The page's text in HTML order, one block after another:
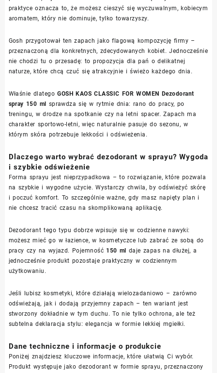
praktyce oznacza to, że możesz cieszyć się wyczuwalnym, kobiecym
aromatem, który nie dominuje, tylko towarzyszy.
Gosh przygotował ten zapach jako flagową kompozycję firmy –
przeznaczoną dla konkretnych, zdecydowanych kobiet. Jednocześnie
nie chodzi tu o przesadę: to propozycja dla pań o delikatnej
naturze, które chcą czuć się atrakcyjnie i świeżo każdego dnia.
Właśnie dlategoGOSH KAOS CLASSIC FOR WOMEN Dezodorant
spray 150 ml sprawdza się w rytmie dnia: rano do pracy, po
treningu, w drodze na spotkanie czy na letni spacer. Zapach ma
charakter sportowo-letni, więc naturalnie pasuje do sezonu, w
którym skóra potrzebuje lekkości i odświeżenia.
Dlaczego warto wybrać dezodorant w sprayu? Wygoda
i szybkie odświeżenie
Forma sprayu jest nieprzypadkowa – to rozwiązanie, które pozwala
na szybkie i wygodne użycie. Wystarczy chwila, by odświeżyć skórę
i poczuć komfort. To szczególnie ważne, gdy masz napięty plan i
nie chcesz tracić czasu na skomplikowaną aplikację.
Dezodorant tego typu dobrze wpisuje się w codzienne nawyki:
możesz mieć go w łazience, w kosmetyczce lub zabrać ze sobą do
pracy czy na wyjazd. Pojemność 150 ml daje zapas na dłużej, a
jednocześnie produkt pozostaje praktyczny w codziennym
użytkowaniu.
Jeśli lubisz kosmetyki, które działają wielozadaniowo – zarówno
odświeżają, jak i dodają przyjemny zapach – ten wariant jest
stworzony dokładnie w tym duchu. To nie tylko ochrona, ale też
subtelna deklaracja stylu: elegancja w formie lekkiej mgiełki.
Dane techniczne i informacje o produkcie
Poniżej znajdziesz kluczowe informacje, które ułatwią Ci wybór.
Produkt występuje jako dezodorant w formie sprayu, przeznaczony